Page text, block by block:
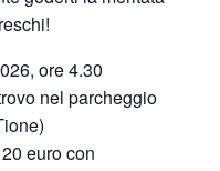
ore 4.30
nel parcheggio
euro con